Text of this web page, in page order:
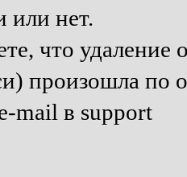
или нет.
что удаление
произошла по
mail в support